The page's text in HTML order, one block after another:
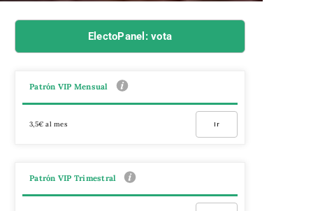
ElectoPanel: vota
Patrón VIP Mensual
3,5€ al mes Ir
Patrón VIP Trimestral